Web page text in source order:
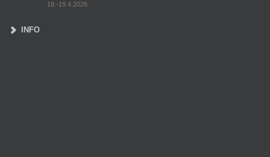
18.-19.4.2026
INFO